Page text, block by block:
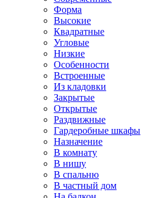
Форма
Высокие
Квадратные
Угловые
Низкие
Особенности
Встроенные
Из кладовки
Закрытые
Открытые
Раздвижные
Гардеробные шкафы
Назначение
В комнату
В нишу
В спальню
В частный дом